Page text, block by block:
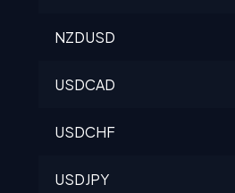
NZDUSD
USDCAD
USDCHF
USDJPY